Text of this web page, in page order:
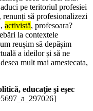
pe teritoriul profesiei
renunți să profesionalizezi
activistă, profesoara?
la contextele
reușim să depășim
a ideilor și să ne
mult mai amestecata,
educaţie şi eşec